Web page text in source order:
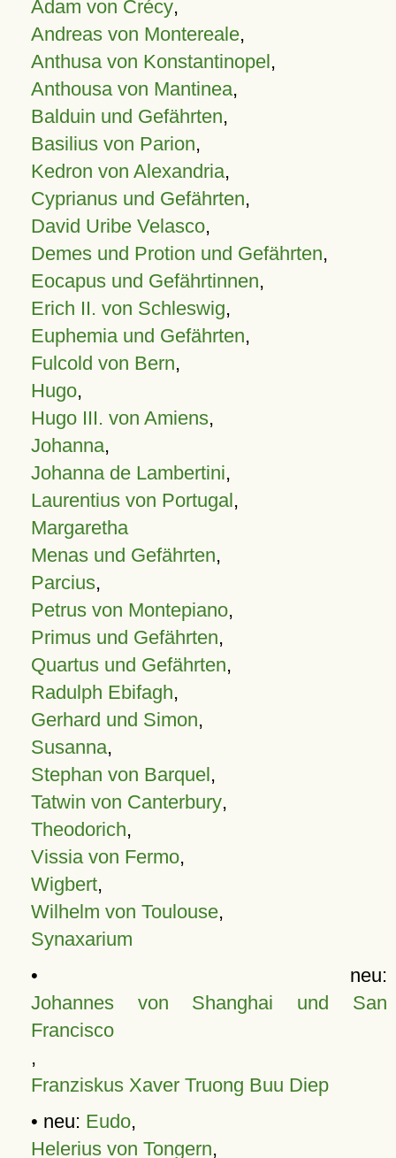
Adam von Crécy,
Andreas von Montereale,
Anthusa von Konstantinopel,
Anthousa von Mantinea,
Balduin und Gefährten,
Basilius von Parion,
Kedron von Alexandria,
Cyprianus und Gefährten,
David Uribe Velasco,
Demes und Protion und Gefährten,
Eocapus und Gefährtinnen,
Erich II. von Schleswig,
Euphemia und Gefährten,
Fulcold von Bern,
Hugo,
Hugo III. von Amiens,
Johanna,
Johanna de Lambertini,
Laurentius von Portugal,
Margaretha
Menas und Gefährten,
Parcius,
Petrus von Montepiano,
Primus und Gefährten,
Quartus und Gefährten,
Radulph Ebifagh,
Gerhard und Simon,
Susanna,
Stephan von Barquel,
Tatwin von Canterbury,
Theodorich,
Vissia von Fermo,
Wigbert,
Wilhelm von Toulouse,
Synaxarium
• neu:
Johannes von Shanghai und San
Francisco
,
Franziskus Xaver Truong Buu Diep
• neu: Eudo,
Helerius von Tongern,